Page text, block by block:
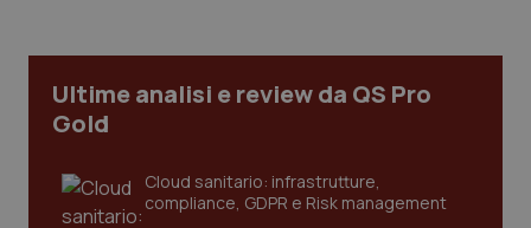
Ultime analisi e review da QS Pro
Gold
Cloud sanitario: infrastrutture,
compliance, GDPR e Risk management
CookieScriptConsent
CookieScript